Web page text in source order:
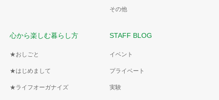
その他
心から楽しむ暮らし方
★おしごと
★はじめまして
★ライフオーガナイズ
STAFF BLOG
イベント
プライベート
実験